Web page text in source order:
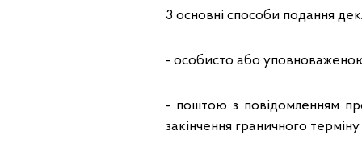
3 основні способи подання
- особисто або
- поштою з повідомленням
закінчення граничного